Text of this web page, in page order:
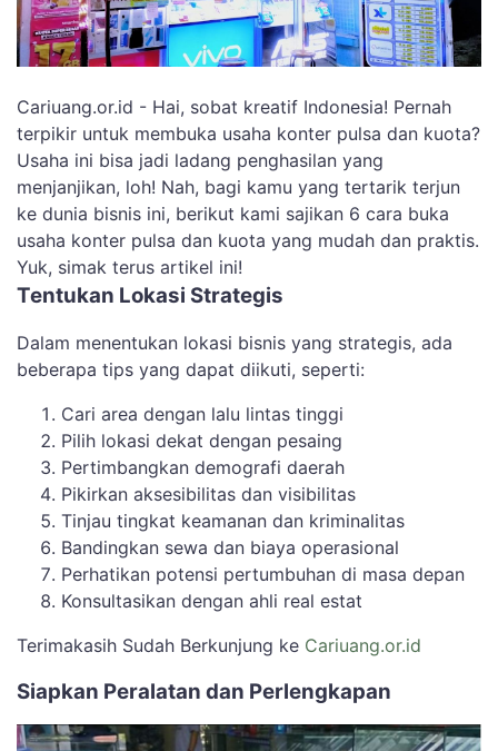
Cariuang.or.id - Hai, sobat kreatif Indonesia! Pernah
terpikir untuk membuka usaha konter pulsa dan kuota?
Usaha ini bisa jadi ladang penghasilan yang
menjanjikan, loh! Nah, bagi kamu yang tertarik terjun
ke dunia bisnis ini, berikut kami sajikan 6 cara buka
usaha konter pulsa dan kuota yang mudah dan praktis.
Yuk, simak terus artikel ini!
Tentukan Lokasi Strategis
Dalam menentukan lokasi bisnis yang strategis, ada
beberapa tips yang dapat diikuti, seperti:
Cari area dengan lalu lintas tinggi
Pilih lokasi dekat dengan pesaing
Pertimbangkan demografi daerah
Pikirkan aksesibilitas dan visibilitas
Tinjau tingkat keamanan dan kriminalitas
Bandingkan sewa dan biaya operasional
Perhatikan potensi pertumbuhan di masa depan
Konsultasikan dengan ahli real estat
Terimakasih Sudah Berkunjung ke Cariuang.or.id
Siapkan Peralatan dan Perlengkapan